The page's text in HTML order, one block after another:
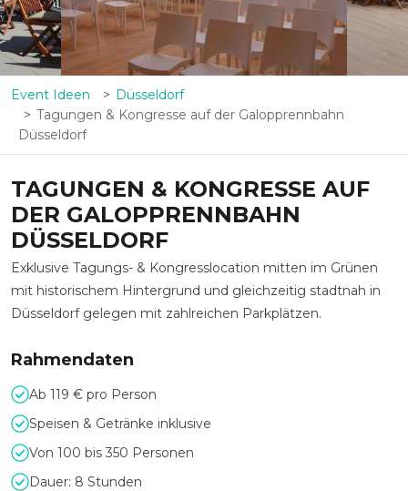
Event Ideen
Düsseldorf
Tagungen & Kongresse auf der Galopprennbahn
Düsseldorf
TAGUNGEN & KONGRESSE AUF
DER GALOPPRENNBAHN
DÜSSELDORF
Exklusive Tagungs- & Kongresslocation mitten im Grünen
mit historischem Hintergrund und gleichzeitig stadtnah in
Düsseldorf gelegen mit zahlreichen Parkplätzen.
Rahmendaten
Ab 119 € pro Person
Speisen & Getränke inklusive
Von 100 bis 350 Personen
Dauer: 8 Stunden